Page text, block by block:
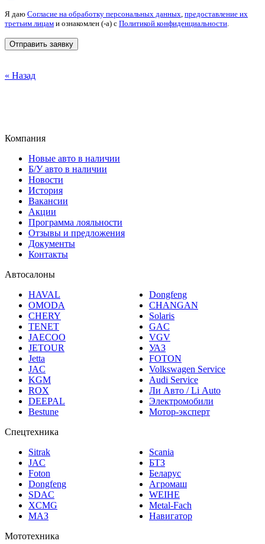
третьим лицами ознакомлен (-а) cПолитикой конфиденциальности.
Б/У авто в наличии
Новости
История
Вакансии
Акции
Программа лояльности
Отзывы и предложения
Документы
Контакты
OMODA
CHERY
TENET
JAECOO
JETOUR
Jetta
JAC
KGM
ROX
DEEPAL
Bestune
CHANGAN
Solaris
GAC
VGV
УАЗ
FOTON
Volkswagen Service
Audi Service
Ли Авто / Li Auto
Электромобили
Мотор-эксперт
JAC
Foton
Dongfeng
SDAC
XCMG
МАЗ
БТЗ
Беларус
Агромаш
WEIHE
Metal-Fach
Навигатор